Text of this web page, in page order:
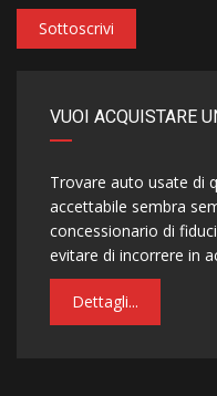
Sottoscrivi
VUOI ACQUISTARE
Trovare auto usate di
accettabile sembra
concessionario di
evitare di incorrere in
Dettagli...